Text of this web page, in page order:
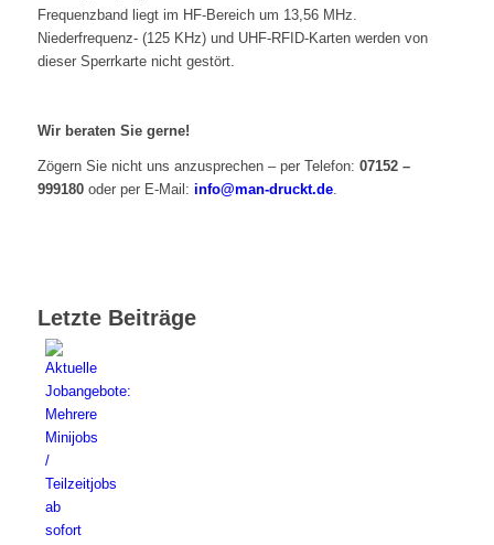
Frequenzband liegt im HF-Bereich um 13,56 MHz.
Niederfrequenz- (125 KHz) und UHF-RFID-Karten werden von
dieser Sperrkarte nicht gestört.
Wir beraten Sie gerne!
Zögern Sie nicht uns anzusprechen – per Telefon: 07152 –
999180oder per E-Mail: info@man-druckt.de.
Letzte Beiträge